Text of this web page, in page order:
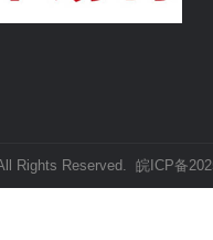
Rights Reserved. 皖ICP备